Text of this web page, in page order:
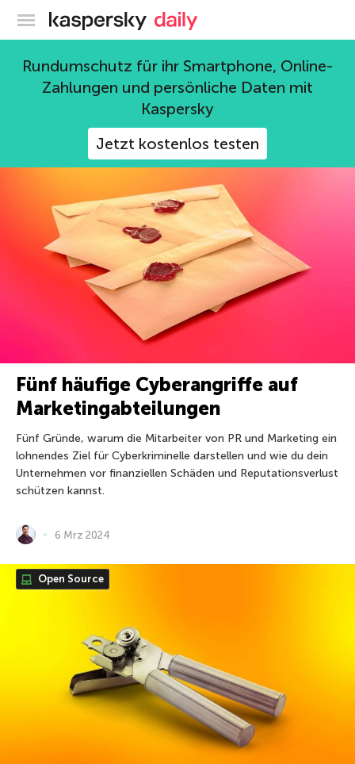
Offizieller Blog von Kaspersky
Rundumschutz für ihr Smartphone, Online-
Zahlungen und persönliche Daten mit
Kaspersky
Jetzt kostenlos testen
Business
Bedrohungen
Fünf häufige Cyberangriffe auf
Marketingabteilungen
Fünf Gründe, warum die Mitarbeiter von PR und Marketing ein
lohnendes Ziel für Cyberkriminelle darstellen und wie du dein
Unternehmen vor finanziellen Schäden und Reputationsverlust
schützen kannst.
6 Mrz 2024
Open Source